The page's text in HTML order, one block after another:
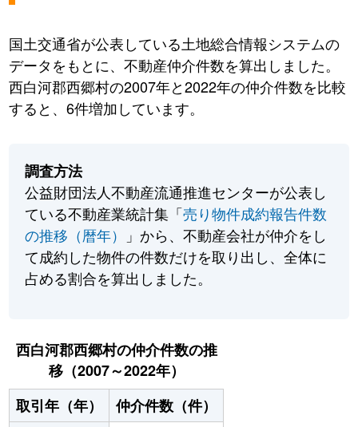
国土交通省が公表している土地総合情報システムの
データをもとに、不動産仲介件数を算出しました。
西白河郡西郷村の2007年と2022年の仲介件数を比較
すると、6件増加しています。
調査方法
公益財団法人不動産流通推進センターが公表し
ている不動産業統計集「売り物件成約報告件数
の推移（暦年）
」から、不動産会社が仲介をし
て成約した物件の件数だけを取り出し、全体に
占める割合を算出しました。
西白河郡西郷村の仲介件数の推
移（2007～2022年）
取引年（年）
仲介件数（件）